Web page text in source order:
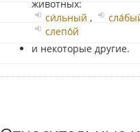
животных:
си́льный ,
слепо́й
и некоторые другие.